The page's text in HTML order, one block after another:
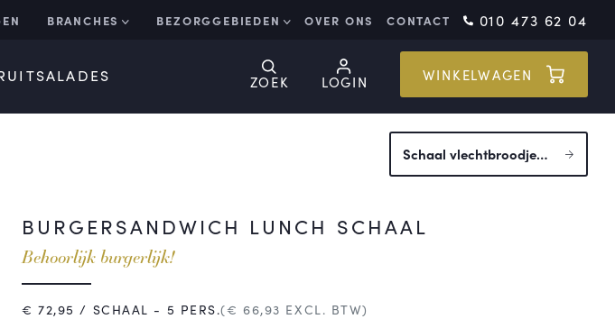
BRANCHES BEZORGGEBIEDEN OVER ONS CONTACT 010 473 62 04
SALADES ZOEK LOGIN WINKELWAGEN
Schaal vlechtbroodje
BURGERSANDWICH LUNCH SCHAAL
Behoorlijk burgerlijk!
€72,95 / SCHAAL - 5 PERS.(€66,93 EXCL. BTW)